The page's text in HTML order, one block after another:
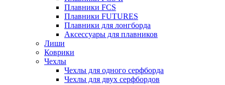
Плавники FCS
Плавники FUTURES
Плавники для лонгборда
Аксессуары для плавников
Лиши
Коврики
Чехлы
Чехлы для одного серфборда
Чехлы для двух серфбордов